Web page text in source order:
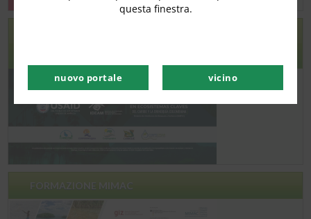
FORMAZIONE MIMAC
questa finestra.
nuovo portale vicino